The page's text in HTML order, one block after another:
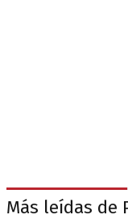
Más leídas de